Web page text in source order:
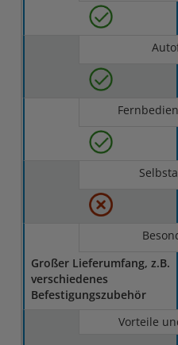
Großer Lieferumfang, z.B.
verschiedenes
Befestigungszubehör
Vorteile